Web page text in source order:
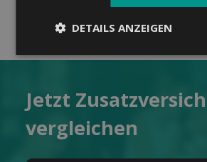
Jetzt
ver­gleichen
DETAILS ANZEIGEN